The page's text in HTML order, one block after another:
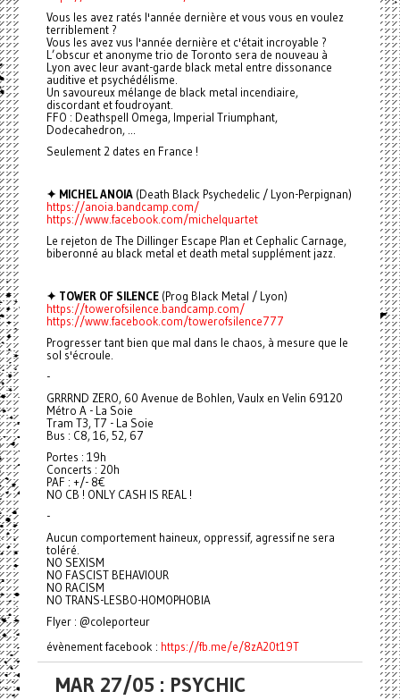
Vous les avez ratés l'année dernière et vous vous en voulez
terriblement ?
Vous les avez vus l'année dernière et c'était incroyable ?
L’obscur et anonyme trio de Toronto sera de nouveau à
Lyon avec leur avant-garde black metal entre dissonance
auditive et psychédélisme.
Un savoureux mélange de black metal incendiaire,
discordant et foudroyant.
FFO : Deathspell Omega, Imperial Triumphant,
Dodecahedron, ...
Seulement 2 dates en France !
✦ MICHEL ANOIA(Death Black Psychedelic / Lyon-Perpignan)
https://anoia.bandcamp.com/
https://www.facebook.com/michelquartet
Le rejeton de The Dillinger Escape Plan et Cephalic Carnage,
biberonné au black metal et death metal supplément jazz.
✦ TOWER OF SILENCE(Prog Black Metal / Lyon)
https://towerofsilence.bandcamp.com/
https://www.facebook.com/towerofsilence777
Progresser tant bien que mal dans le chaos, à mesure que le
sol s'écroule.
-
GRRRND ZERO, 60 Avenue de Bohlen, Vaulx en Velin 69120
Métro A - La Soie
Tram T3, T7 - La Soie
Bus : C8, 16, 52, 67
Portes : 19h
Concerts : 20h
PAF : +/- 8€
NO CB ! ONLY CASH IS REAL !
-
Aucun comportement haineux, oppressif, agressif ne sera
toléré.
NO SEXISM
NO FASCIST BEHAVIOUR
NO RACISM
NO TRANS-LESBO-HOMOPHOBIA
Flyer : @coleporteur
évènement facebook : https://fb.me/e/8zA20t19T
MAR 27/05 : PSYCHIC